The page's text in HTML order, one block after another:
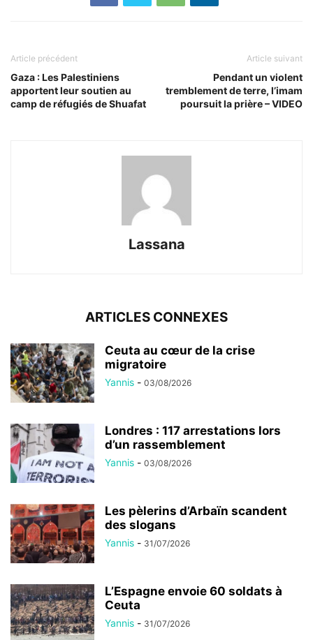
Article précédent
Gaza : Les Palestiniens
apportent leur soutien au
camp de réfugiés de Shuafat
Article suivant
Pendant un violent
tremblement de terre, l’imam
poursuit la prière – VIDEO
Lassana
ARTICLES CONNEXES
Ceuta au cœur de la crise
migratoire
Yannis - 03/08/2026
Londres : 117 arrestations lors
d’un rassemblement
Yannis - 03/08/2026
Les pèlerins d’Arbaïn scandent
des slogans
Yannis - 31/07/2026
L’Espagne envoie 60 soldats à
Ceuta
Yannis - 31/07/2026